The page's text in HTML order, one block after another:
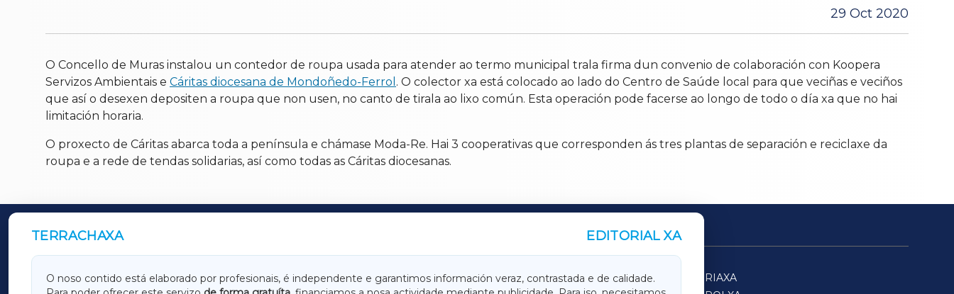
29 Oct 2020
O Concello de Muras instalou un contedor de roupa usada para atender ao termo municipal trala firma dun convenio de colaboración con Koopera
Servizos Ambientais e Cáritas diocesana de Mondoñedo-Ferrol . O colector xa está colocado ao lado do Centro de Saúde local para que veciñas e veciños
que así o desexen depositen a roupa que non usen, no canto de tirala ao lixo común. Esta operación pode facerse ao longo de todo o día xa que no hai
limitación horaria.
O proxecto de Cáritas abarca toda a península e chámase Moda-Re. Hai 3 cooperativas que corresponden ás tres plantas de separación e reciclaxe da
roupa e a rede de tendas solidarias, así como todas as Cáritas diocesanas.
TERRACHAXA EDITORIAL XA
O noso contido está elaborado por profesionais, é independente e garantimos información veraz, contrastada e de calidade.
OUTROS PERIÓDICOS
GALICIAXA LUGOXA TERRACHAXA
SARRIAXA